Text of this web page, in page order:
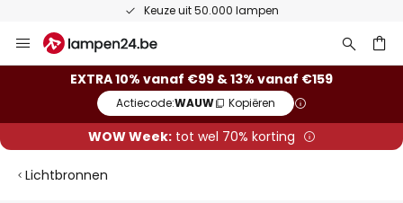
Keuze uit 50.000 lampen
naar
EXTRA 10% vanaf €99 & 13% vanaf €159
Actiecode:WAUW Kopiëren
WOW Week:tot wel 70% korting
Lichtbronnen